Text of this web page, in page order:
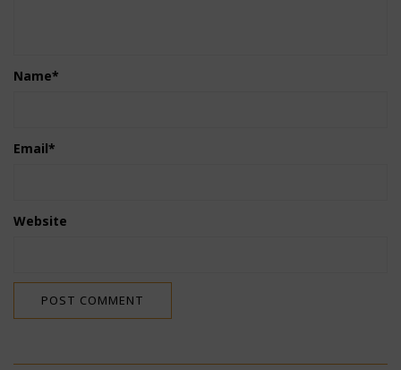
Name*
Email*
Website